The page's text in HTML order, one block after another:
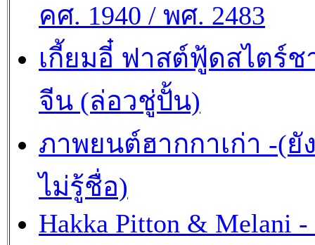
คศ. 1940 / พศ. 2483
เกี้ยมอี๋ ฟาสต์ฟู้ดสไตร์ช
จีน (ล่อวชู่ปั้น)
ภาพยนต์ฮากกาเก่า -(ยั
ไม่รู้ชื่อ)
Hakka Pitton & Melani -